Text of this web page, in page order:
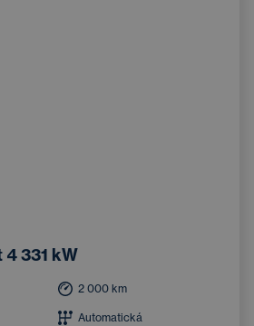
4 331 kW
2 000 km
Automatická